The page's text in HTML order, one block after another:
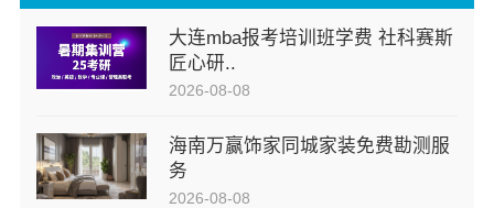
大连mba报考培训班学费 社科赛斯
匠心研..
2026-08-08
海南万赢饰家同城家装免费勘测服
务
2026-08-08